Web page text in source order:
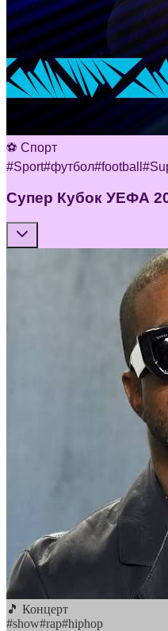
⚽ Спорт
#Sport#футбол#football #
Супер Кубок УЕФА
🎵 Концерт
#show#rap#hiphop